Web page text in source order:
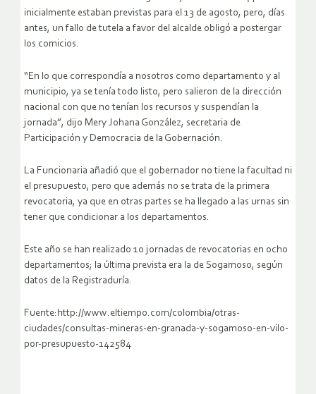
inicialmente estaban previstas para el 13 de agosto, pero, días
antes, un fallo de tutela a favor del alcalde obligó a postergar
los comicios.
“En lo que correspondía a nosotros como departamento y al
municipio, ya se tenía todo listo, pero salieron de la dirección
nacional con que no tenían los recursos y suspendían la
jornada”, dijo Mery Johana González, secretaria de
Participación y Democracia de la Gobernación.
La Funcionaria añadió que el gobernador no tiene la facultad ni
el presupuesto, pero que además no se trata de la primera
revocatoria, ya que en otras partes se ha llegado a las urnas sin
tener que condicionar a los departamentos.
Este año se han realizado 10 jornadas de revocatorias en ocho
departamentos; la última prevista era la de Sogamoso, según
datos de la Registraduría.
Fuente:http://www.eltiempo.com/colombia/otras-
ciudades/consultas-mineras-en-granada-y-sogamoso-en-vilo-
por-presupuesto-142584